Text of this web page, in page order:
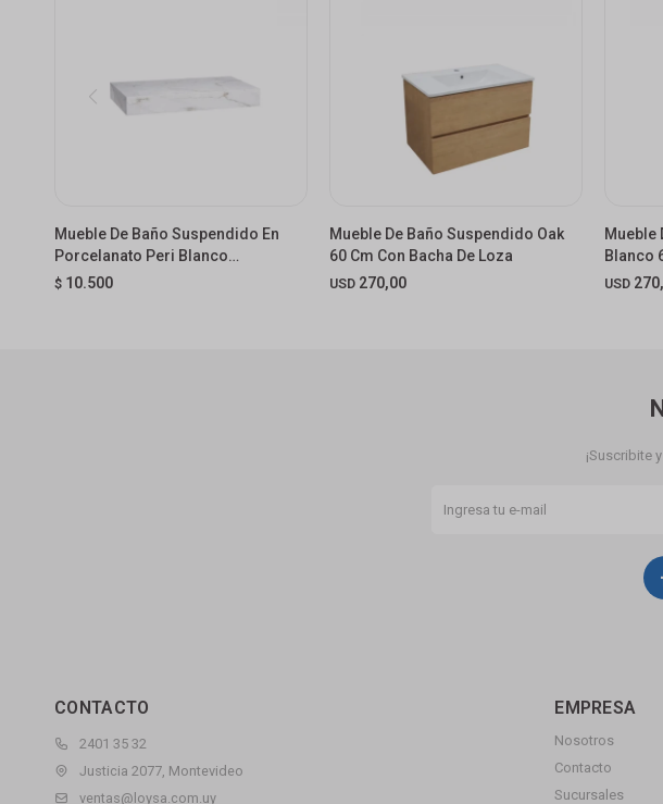
Mueble De Baño Suspendido En
Porcelanato Peri Blanco
Marmolado Pulido 80 Cm Sin
$ 10.500
Mueble De Baño Suspendido Oak
60 Cm Con Bacha De Loza
USD 270,00
Mueble
Blanco
USD
CONTACTO
2401 35 32
Justicia 2077, Montevideo
ventas@loysa.com.uy
EMPRESA
Nosotros
Contacto
Sucursales
¡Suscribite